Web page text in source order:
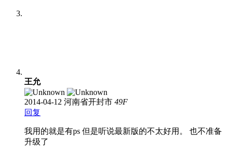
王允
2014-04-12 河南省开封市 49F
回复
我用的就是有ps 但是听说最新版的不太好用。 也不准备
升级了